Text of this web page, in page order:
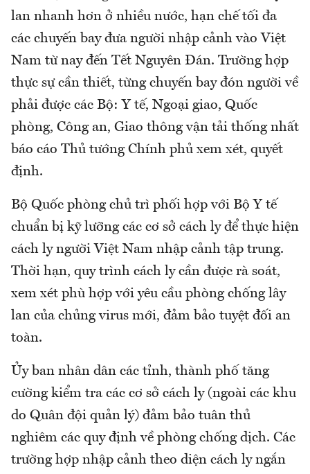
lan nhanh hơn ở nhiều nước, hạn chế tối đa
các chuyến bay đưa người nhập cảnh vào Việt
Nam từ nay đến Tết Nguyên Đán. Trường hợp
thực sự cần thiết, từng chuyến bay đón người về
phải được các Bộ: Y tế, Ngoại giao, Quốc
phòng, Công an, Giao thông vận tải thống nhất
báo cáo Thủ tướng Chính phủ xem xét, quyết
định.
Bộ Quốc phòng chủ trì phối hợp với Bộ Y tế
chuẩn bị kỹ lưỡng các cơ sở cách ly để thực hiện
cách ly người Việt Nam nhập cảnh tập trung.
Thời hạn, quy trình cách ly cần được rà soát,
xem xét phù hợp với yêu cầu phòng chống lây
lan của chủng virus mới, đảm bảo tuyệt đối an
toàn.
Ủy ban nhân dân các tỉnh, thành phố tăng
cường kiểm tra các cơ sở cách ly (ngoài các khu
do Quân đội quản lý) đảm bảo tuân thủ
nghiêm các quy định về phòng chống dịch. Các
trường hợp nhập cảnh theo diện cách ly ngắn